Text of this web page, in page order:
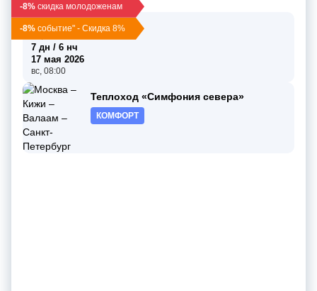
-8% скидка молодоженам
-8% событие" - Скидка 8%
11 мая 2026
7 дн / 6 нч
17 мая 2026
вс, 08:00
Теплоход «Симфония севера»
КОМФОРТ